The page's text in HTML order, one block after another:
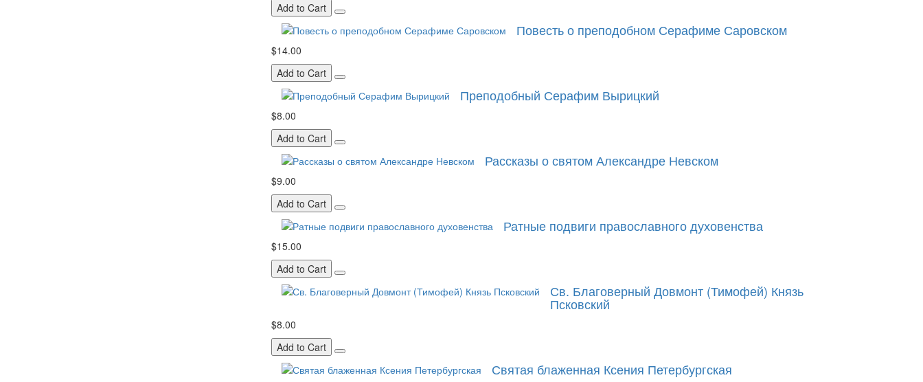
Add to Cart
Повесть о преподобном Серафиме Саровском
$14.00
Add to Cart
Преподобный Серафим Вырицкий
$8.00
Add to Cart
Рассказы о святом Александре Невском
$9.00
Add to Cart
Ратные подвиги православного духовенства
$15.00
Add to Cart
Св. Благоверный Довмонт (Тимофей) Князь
Псковский
$8.00
Add to Cart
Святая блаженная Ксения Петербургская